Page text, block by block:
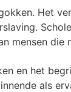
Het
mensen die
en het
als